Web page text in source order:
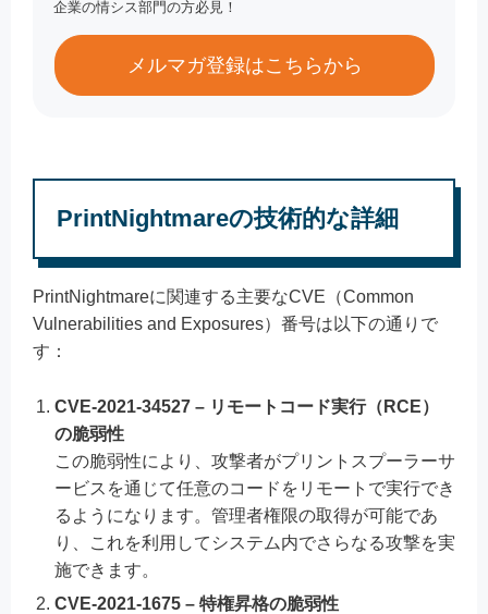
企業の情シス部門の方必見！
メルマガ登録はこちらから
PrintNightmareの技術的な詳細
PrintNightmareに関連する主要なCVE（Common
Vulnerabilities and Exposures）番号は以下の通りで
す：
CVE-2021-34527 – リモートコード実行（RCE）
の脆弱性
この脆弱性により、攻撃者がプリントスプーラーサ
ービスを通じて任意のコードをリモートで実行でき
るようになります。管理者権限の取得が可能であ
り、これを利用してシステム内でさらなる攻撃を実
施できます。
CVE-2021-1675 – 特権昇格の脆弱性